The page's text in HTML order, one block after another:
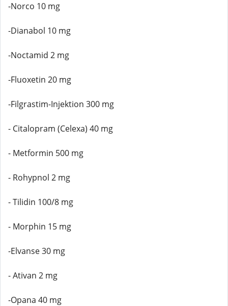
-Norco 10 mg
-Dianabol 10 mg
-Noctamid 2 mg
-Fluoxetin 20 mg
-Filgrastim-Injektion 300 mg
- Citalopram (Celexa) 40 mg
- Metformin 500 mg
- Rohypnol 2 mg
- Tilidin 100/8 mg
- Morphin 15 mg
-Elvanse 30 mg
- Ativan 2 mg
-Opana 40 mg